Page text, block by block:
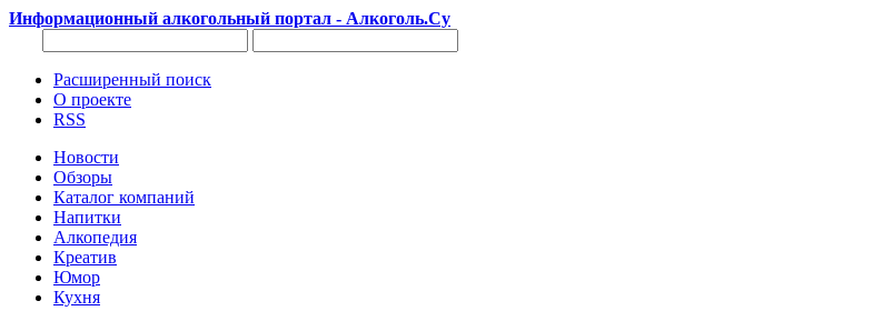
Информационный алкогольный портал - Алкоголь.Су
Расширенный поиск
О проекте
RSS
Новости
Обзоры
Каталог компаний
Напитки
Алкопедия
Креатив
Юмор
Кухня